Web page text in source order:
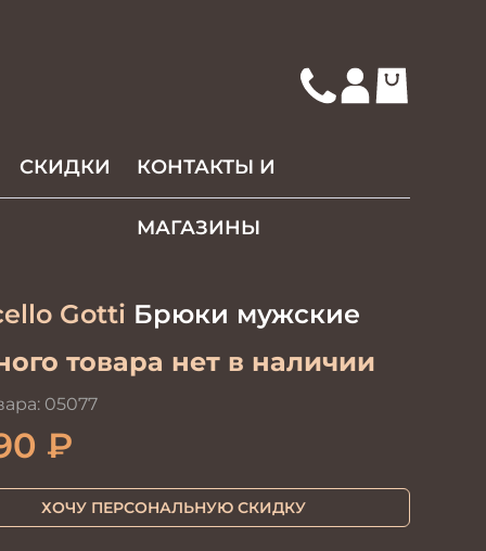
СКИДКИ КОНТАКТЫ И
МАГАЗИНЫ
Gotti Брюки мужские
товара нет в наличии
05077
₽
ХОЧУ ПЕРСОНАЛЬНУЮ СКИДКУ